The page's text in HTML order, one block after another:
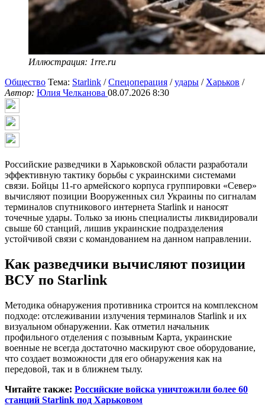
Иллюстрация: 1rre.ru
Общество Тема: Starlink /Спецоперация /удары / Харьков /
Автор: Юлия Челканова 08.07.2026 8:30
Российские разведчики в Харьковской области разработали
эффективную тактику борьбы с украинскими системами
связи. Бойцы 11-го армейского корпуса группировки «Север»
вычисляют позиции Вооруженных сил Украины по сигналам
терминалов спутникового интернета Starlink и наносят
точечные удары. Только за июнь специалисты ликвидировали
свыше 60 станций, лишив украинские подразделения
устойчивой связи с командованием на данном направлении.
Как разведчики вычисляют позиции
ВСУ по Starlink
Методика обнаружения противника строится на комплексном
подходе: отслеживании излучения терминалов Starlink и их
визуальном обнаружении. Как отметил начальник
профильного отделения с позывным Карта, украинские
военные не всегда достаточно маскируют свое оборудование,
что создает возможности для его обнаружения как на
передовой, так и в ближнем тылу.
Читайте также: Российские войска уничтожили более 60
станций Starlink под Харьковом